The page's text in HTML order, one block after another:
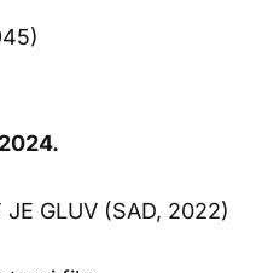
GLUV (SAD, 2022)